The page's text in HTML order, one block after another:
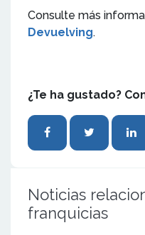
Consulte más
Devuelving.
¿Te ha gustado?
Noticias
franquicias